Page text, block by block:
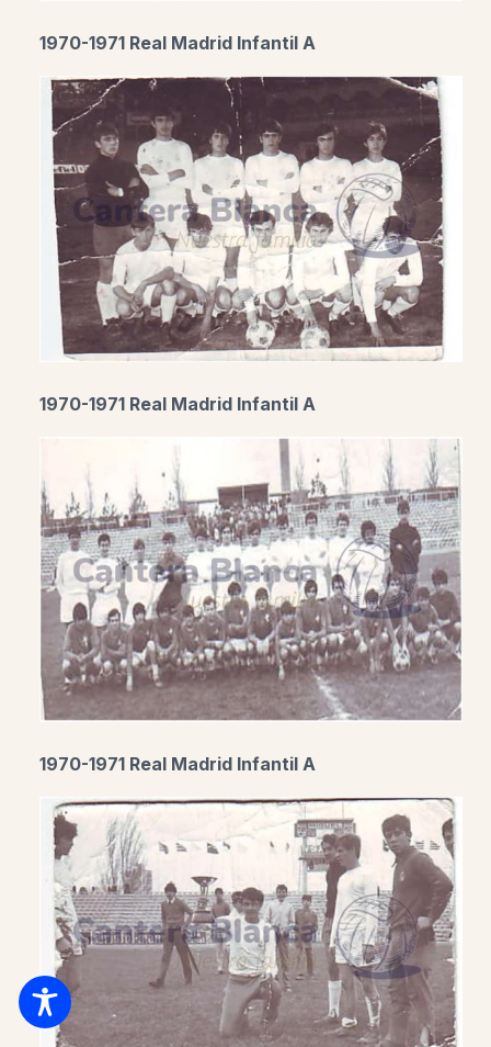
1970-1971 Real Madrid Infantil A
1970-1971 Real Madrid Infantil A
1970-1971 Real Madrid Infantil A